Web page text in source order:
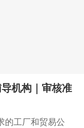
机构｜审核准
的工厂和贸易公